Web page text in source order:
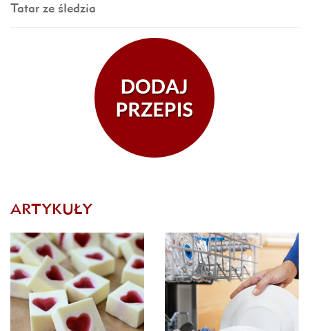
Tatar ze śledzia
ARTYKUŁY